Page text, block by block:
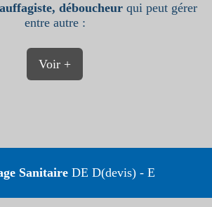
déboucheurqui peut gérer
entre autre :
Voir +
SanitaireDE D(devis) - E